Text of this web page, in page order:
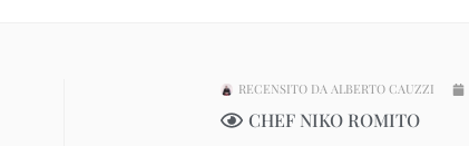
RECENSITO DA ALBERTO CAUZZI
CHEF NIKO ROMITO